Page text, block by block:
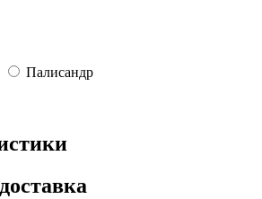
Палисандр